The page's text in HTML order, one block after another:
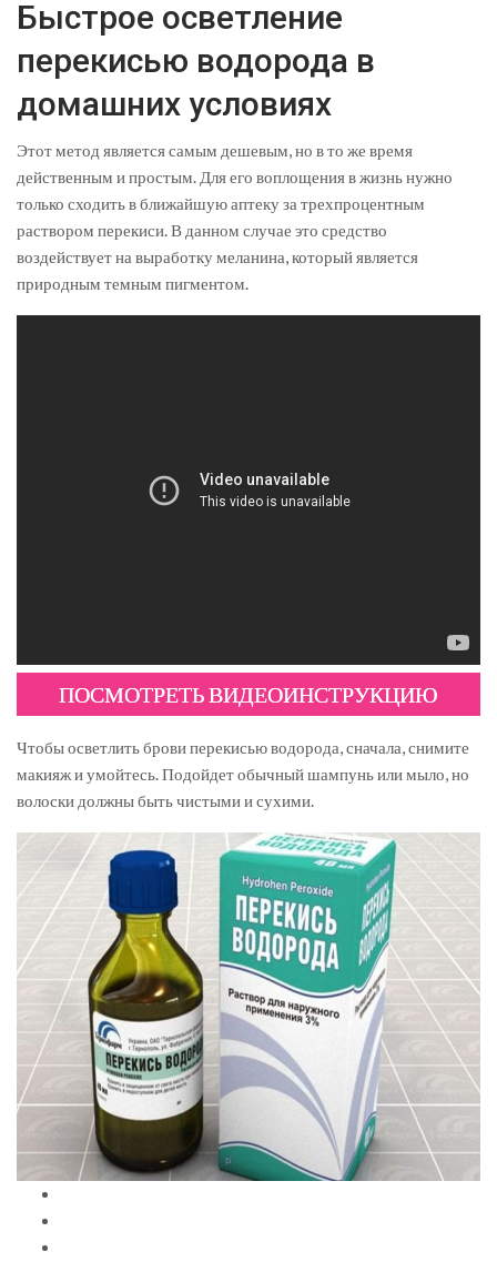
Быстрое осветление
перекисью водорода в
домашних условиях
Этот метод является самым дешевым, но в то же время
действенным и простым. Для его воплощения в жизнь нужно
только сходить в ближайшую аптеку за трехпроцентным
раствором перекиси. В данном случае это средство
воздействует на выработку меланина, который является
природным темным пигментом.
ПОСМОТРЕТЬ ВИДЕОИНСТРУКЦИЮ
Чтобы осветлить брови перекисью водорода, сначала, снимите
макияж и умойтесь. Подойдет обычный шампунь или мыло, но
волоски должны быть чистыми и сухими.